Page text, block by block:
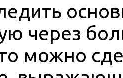
через
можно